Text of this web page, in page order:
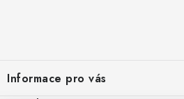
pInformace pro vás